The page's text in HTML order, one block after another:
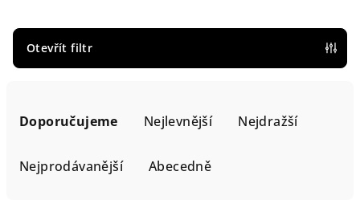
Otevřít filtr
Doporučujeme Nejlevnější Nejdražší
Nejprodávanější Abecedně